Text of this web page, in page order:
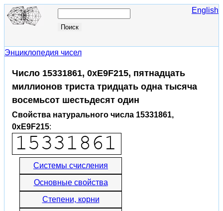
English
Энциклопедия чисел
Число 15331861, 0xE9F215, пятнадцать
миллионов триста тридцать одна тысяча
восемьсот шестьдесят один
Свойства натурального числа 15331861,
0xE9F215:
Системы счисления
Основные свойства
Степени, корни